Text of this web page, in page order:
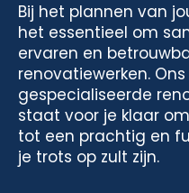
Bij het plannen van
het essentieel om
ervaren en
renovatiewerken.
gespecialiseerde
staat voor je klaar
tot een prachtig en
je trots op zult zijn.